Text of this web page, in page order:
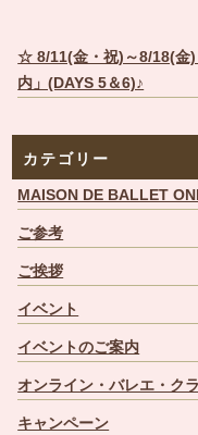
☆ 8/11(金・祝)～8/18(金)
内」(DAYS 5＆6)♪
カテゴリー
MAISON DE BALLET
ご参考
ご挨拶
イベント
イベントのご案内
オンライン・バレエ・ク
キャンペーン